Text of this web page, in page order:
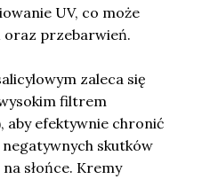
UV, co może
przebarwień.
zaleca się
filtrem
aby efektywnie chronić
skutków
słońce. Kremy